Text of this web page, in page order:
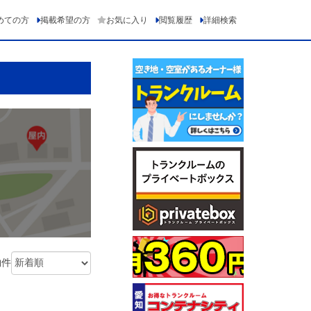
ての方 掲載希望の方 お気に入り 閲覧履歴 詳細検索